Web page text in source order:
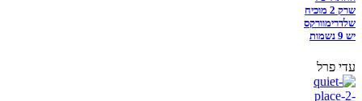
שרק 2 מוכיח
שלדרימוורקס
יש 9 נשמות
עדי פרל